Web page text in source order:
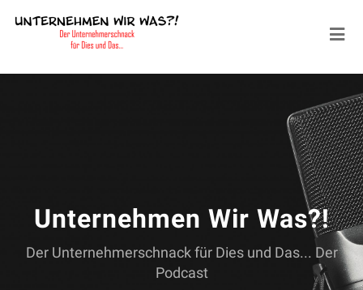
Unternehmen Wir Was?!
Der Unternehmerschnack für Dies und Das... Der
Podcast